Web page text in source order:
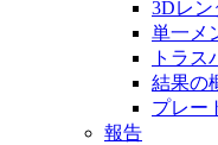
3Dレン
単一メ
トラス
結果の
プレー
報告